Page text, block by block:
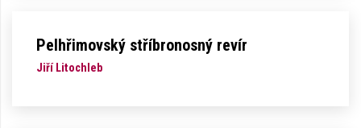
Pelhřimovský stříbronosný revír
Jiří Litochleb